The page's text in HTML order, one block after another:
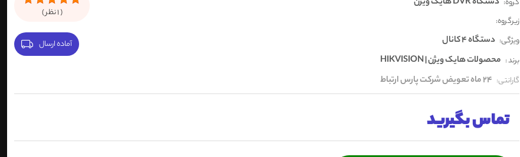
گروه:
زیرگروه:
ویژگی: دستگاه 4 کانال
برند : محصولات هایک ویژن | HIKVISION
گارانتی: 24 ماه تعویض شرکت پارس ارتباط
(
1نظر )
آماده ارسال
تماس بگیرید